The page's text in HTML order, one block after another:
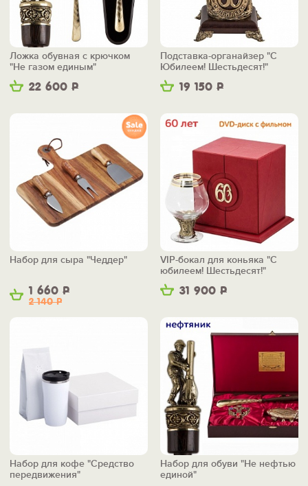
22 600 Р
Ложка обувная с крючком
"Не газом единым"
19 150 Р
Подставка-органайзер "С
Юбилеем! Шестьдесят!"
1 660 Р
2 140Р
Набор для сыра "Чеддер"
31 900 Р
VIP-бокал для коньяка "С
юбилеем! Шестьдесят!"
Набор для кофе "Средство
передвижения"
Набор для обуви "Не нефтью
единой"